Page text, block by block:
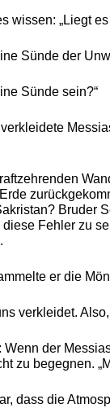
wissen: „Liegt
Sünde der
Sünde sein?“
Bruder
Fehler zu
er die
verkleidet.
Wenn der
zu begegnen.
dass die